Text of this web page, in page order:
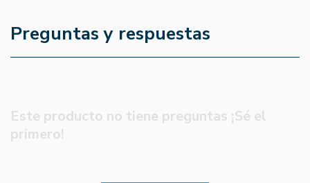
Preguntas y respuestas
Este producto no tiene preguntas ¡Sé el
primero!